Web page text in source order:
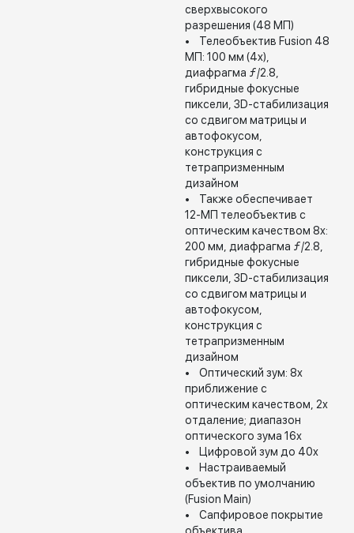
сверхвысокого
разрешения (48 МП)
• Телеобъектив Fusion 48
МП: 100 мм (4x),
диафрагма ƒ/2.8,
гибридные фокусные
пиксели, 3D-стабилизация
со сдвигом матрицы и
автофокусом,
конструкция с
тетрапризменным
дизайном
• Также обеспечивает
12-МП телеобъектив с
оптическим качеством 8x:
200 мм, диафрагма ƒ/2.8,
гибридные фокусные
пиксели, 3D-стабилизация
со сдвигом матрицы и
автофокусом,
конструкция с
тетрапризменным
дизайном
• Оптический зум: 8x
приближение с
оптическим качеством, 2x
отдаление; диапазон
оптического зума 16x
• Цифровой зум до 40x
• Настраиваемый
объектив по умолчанию
(Fusion Main)
• Сапфировое покрытие